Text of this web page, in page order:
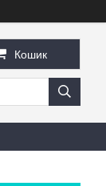
Кошик